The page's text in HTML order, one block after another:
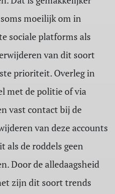
moeilijk om in
sociale platforms als
van dit soort
prioriteit. Overleg in
met de politie of via
vast contact bij de
van deze accounts
de roddels geen
Door de alledaagsheid
zijn dit soort trends